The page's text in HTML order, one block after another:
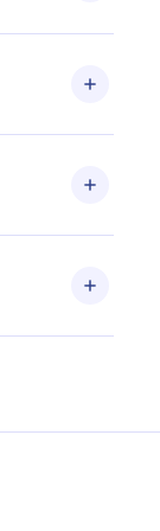
Por
el
de
más de
leer o
iOS,
momento